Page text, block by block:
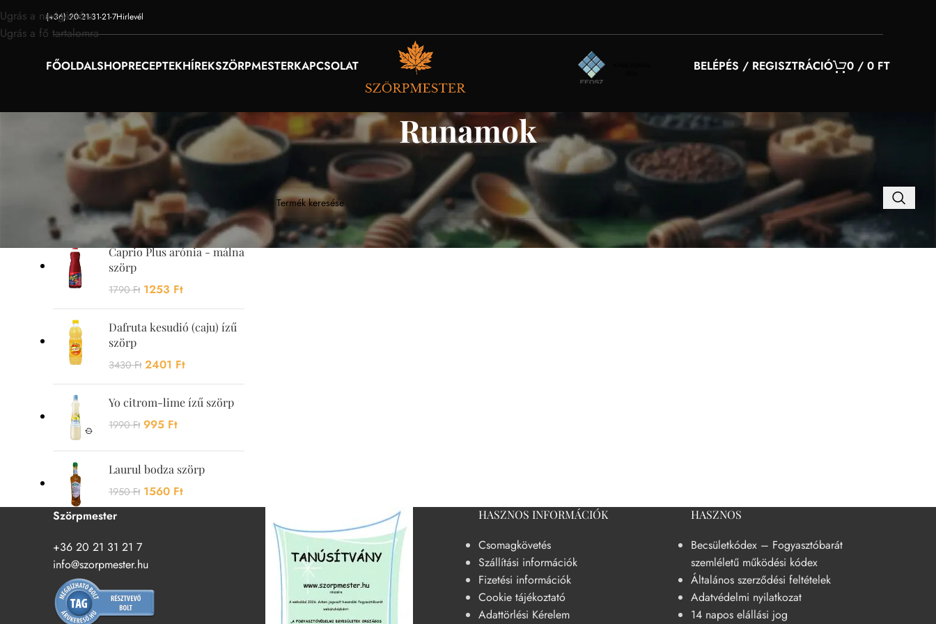
Ugrás a navigációra
Ugrás a fő tartalomra
(+36) 20-21-31-21-7Hirlevél
FŐOLDALSHOPRECEPTEKHÍREKSZÖRPMESTERKAPCSOLAT BELÉPÉS / REGISZTRÁCIÓ 0 / 0 FT
Runamok
AKCIÓS TERMÉKEK
Caprio Plus mangó szörp
1790Ft 1253
Caprio Plus arónia - málna
szörp
1790Ft 1253 Ft
Dafruta kesudió (caju) ízű
szörp
3430Ft 2401 Ft
Yo citrom-lime ízű szörp
1990Ft 995 Ft
Laurul bodza szörp
1950Ft 1560 Ft
Egy termék se felelt meg a keresésnek.
Szörpmester
+36 20 21 31 21 7
info@szorpmester.hu
HASZNOS INFORMÁCIÓK
Csomagkövetés
Szállítási információk
Fizetési információk
Cookie tájékoztató
Adattörlési Kérelem
HASZNOS
Becsületkódex – Fogyasztóbarát
szemléletű működési kódex
Általános szerződési feltételek
Adatvédelmi nyilatkozat
14 napos elállási jog